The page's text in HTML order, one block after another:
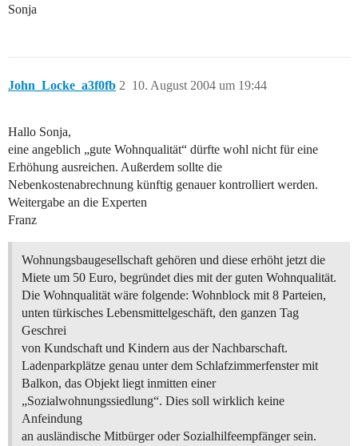
Sonja
John_Locke_a3f0fb 10. August 2004 um 19:44
2
Hallo Sonja,
eine angeblich „gute Wohnqualität“ dürfte wohl nicht für eine
Erhöhung ausreichen. Außerdem sollte die
Nebenkostenabrechnung künftig genauer kontrolliert werden.
Weitergabe an die Experten
Franz
Wohnungsbaugesellschaft gehören und diese erhöht jetzt die
Miete um 50 Euro, begründet dies mit der guten Wohnqualität.
Die Wohnqualität wäre folgende: Wohnblock mit 8 Parteien,
unten türkisches Lebensmittelgeschäft, den ganzen Tag
Geschrei
von Kundschaft und Kindern aus der Nachbarschaft.
Ladenparkplätze genau unter dem Schlafzimmerfenster mit
Balkon, das Objekt liegt inmitten einer
„Sozialwohnungssiedlung“. Dies soll wirklich keine
Anfeindung
an ausländische Mitbürger oder Sozialhilfeempfänger sein.